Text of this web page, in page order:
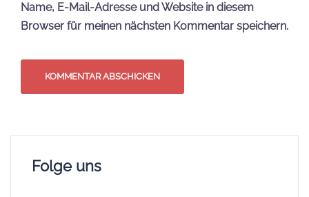
Name, E-Mail-Adresse und Website in diesem
Browser für meinen nächsten Kommentar speichern.
Folge uns